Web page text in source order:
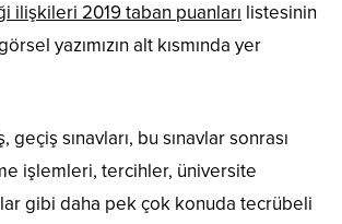
ilişkileri 2019 taban puanları listesinin
yazımızın alt kısmında yer
sınavları, bu sınavlar sonrası
işlemleri, tercihler, üniversite
gibi daha pek çok konuda tecrübeli